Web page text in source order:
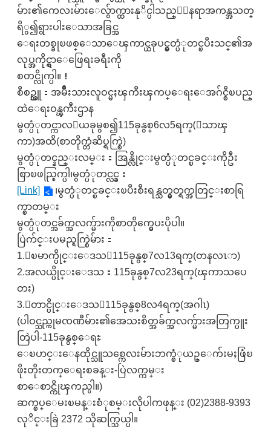
မ်ား၏ကေလးမ်ားေလွ်ာက္ထားနုိင္ပါသည္！ေနရာအကန္အသတ္
ရိွ၍ရွားပါးေသာအခြင္အ
ေရးတစ္ခုၿဖစ္ေသာေၾကာင္ယခုပင္မွတ္ပံုတင္ၿပီးသင္၏အ
လုပ္အကိုင္ရွာေဖြေရးခရီးကို
စတင္လိုက္ပါ။！
စီစဥ္သူ：အမ်ိဳးသားလူဝင္မႈၾကီးၾကပ္ေရးေအဂ်င္စီၿပည္
ထဲေရးဝန္ၾကီးဌာန
မွတ္ပံုတင္ကာလ：ယခုမွစ၍115ခုနွစ္6လ5ရက္(ေသာၾ
ကာ)အထိ(စာတိုက္တံဆိပ္ရက္စြဲ)
မွတ္ပံုတင္နည္းလမ္း：အြန္လိုင္းမွတ္ပံုတင္ၿခင္းကိုဦး
စြာၿဖည္စြက္ပါ၊မွတ္ပံုတင္လင္ခ္：
[Link]
၊မွတ္ပံုတင္ၿခင္းၿပီးစီးရန္သတ္မွတ္ရက္အတြင္းစာရြ
က္စာတမ္း
မွတ္ပံုတင္အခ်က္အလက္မ်ားကိုစာတိုက္မွေပးပိုပါ။
ပြဲက်င္းပမည္ရက္စြဲမ်ား：
1.ေၿမာက္ပိုင္းေဒသ：115ခုနွစ္7လ13ရက္(တနလၤာ)
2.အလယ္ပိုင္းေဒသ：115ခုနွစ္7လ23ရက္(ၾကာသပေ
တး)
3.ေတာင္ပိုင္းေဒသ：115ခုနွစ္8လ4ရက္(အဂါၤ)
(ပါဝင္သည္ကုမၸဏီမ်ား၏အေသးစိတ္အခ်က္အလက္မ်ားအတြက္ပူး
တြဲပါ-115ခုနွစ္ေရႊ
ေၿပာင္းေနထိုင္သူသစ္ကေလးမ်ားဘက္စံုယဥ္ေက်းမႈဖြံၿ
ဖိုးတိုးတက္ေရးစခန္း-ပြဲလက္ကမ္း
စာေစာင္ကိုၾကည္ပါ။)
ဆက္စပ္ေမးၿမန္းစံုစမ္းလိုပါကဖုန္း (02)2388-9393
လုိင္းခြဲ 2372 သိုဆက္သြယ္ပါ။